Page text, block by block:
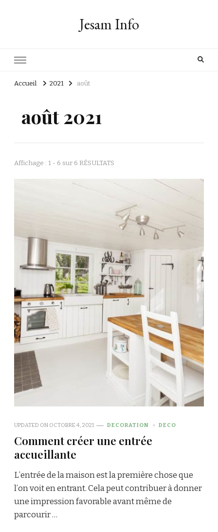
Jesam Info
Accueil 2021 août
août 2021
Affichage : 1 - 6 sur 6 RÉSULTATS
UPDATED ON OCTOBRE 4, 2021 DECORATION DECO
Comment créer une entrée
accueillante
L’entrée de la maison est la première chose que
l’on voit en entrant. Cela peut contribuer à donner
une impression favorable avant même de
parcourir …